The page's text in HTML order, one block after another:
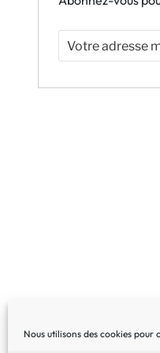
Nous utilisons des cookies
Votre
adresse